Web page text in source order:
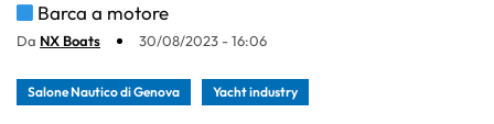
Barca a motore
Da NX Boats 30/08/2023 - 16:06
Salone Nautico di Genova Yacht industry